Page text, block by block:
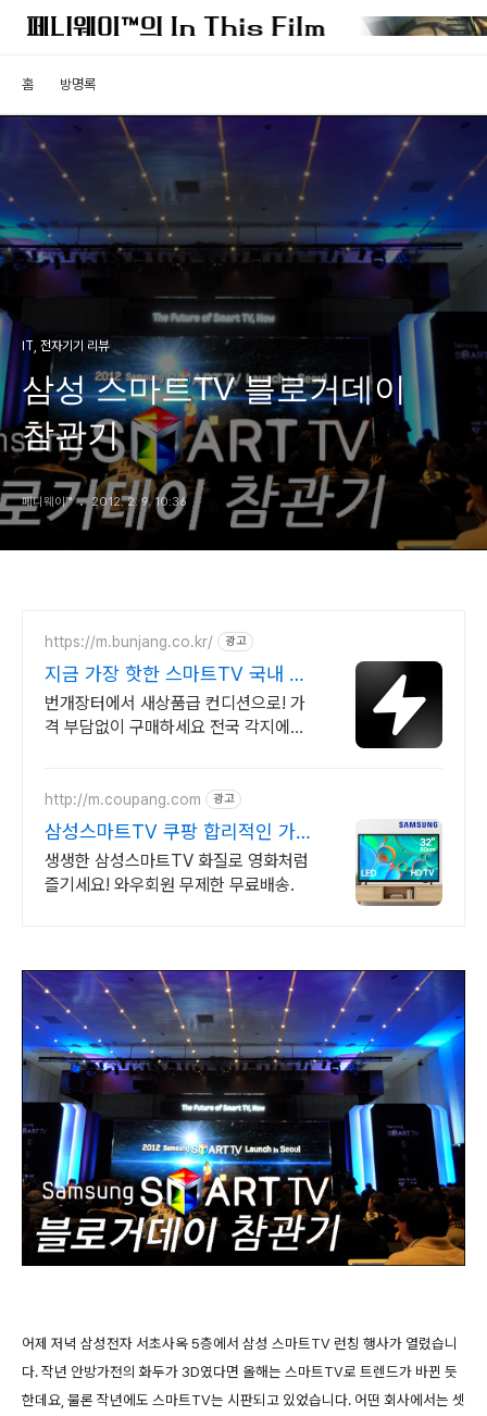
홈 방명록
IT, 전자기기 리뷰
삼성 스마트TV 블로거데이
참관기
페니웨이™ 2012. 2. 9. 10:36
https://m.bunjang.co.kr/ 광고
지금 가장 핫한 스마트TV 국내 최
대 브랜드 중고거래
번개장터에서 새상품급 컨디션으로! 가
격 부담없이 구매하세요 전국 각지에서
http://m.coupang.com 광고
삼성스마트TV 쿠팡 합리적인 가
격의 TV
생생한 삼성스마트TV 화질로 영화처럼
즐기세요! 와우회원 무제한 무료배송.
어제 저녁 삼성전자 서초사옥 5층에서 삼성 스마트TV 런칭 행사가 열렸습니
다. 작년 안방가전의 화두가 3D였다면 올해는 스마트TV로 트렌드가 바뀐 듯
한데요, 물론 작년에도 스마트TV는 시판되고 있었습니다. 어떤 회사에서는 셋